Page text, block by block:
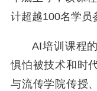
计超越100名学员
AI培训课程
惧怕被技术和时
与流传学院传授